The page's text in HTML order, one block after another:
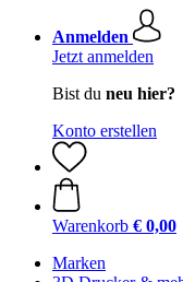
Anmelden
Jetzt anmelden
Bist du neu hier?
Konto erstellen
Warenkorb € 0,00
Marken